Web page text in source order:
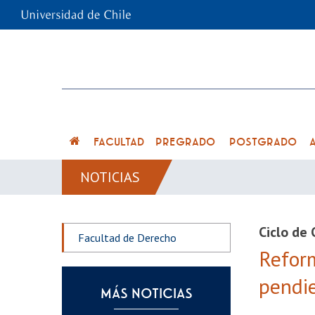
FACULTAD PREGRADO POSTGRADO
NOTICIAS
Facultad de Derecho
MÁS NOTICIAS
Ciclo de